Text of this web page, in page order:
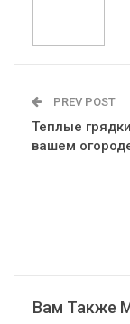
PREV POST
Теплые
вашем
Вам Также